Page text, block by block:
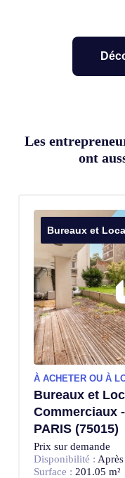
Les
ont
À ACHETER OU À
Bureaux et
Commerciaux
PARIS (75015)
Prix sur demande
Disponibilité :
Surface : 201.05 m²